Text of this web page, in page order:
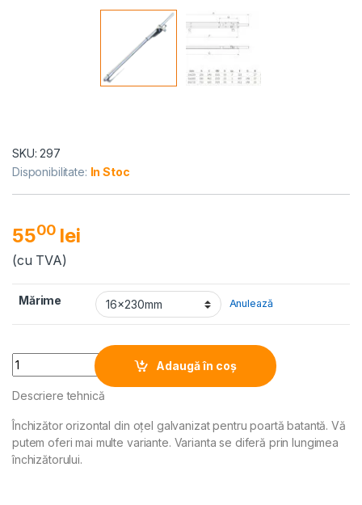
SKU: 297
Disponibilitate: In Stoc
5500 lei
(cu TVA)
Mărime Anulează
Quantity
Adaugă în coș
Alternative:
Descriere tehnică
Închizător orizontal din oțel galvanizat pentru poartă batantă. Vă
putem oferi mai multe variante. Varianta se diferă prin lungimea
închizătorului.